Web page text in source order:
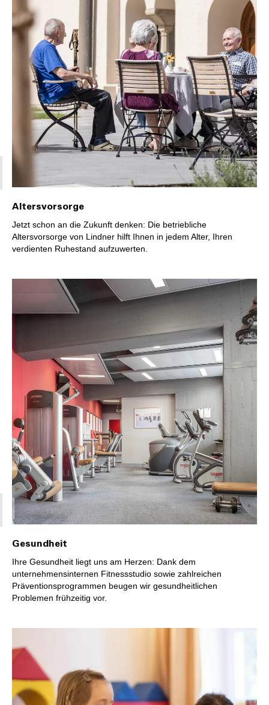
Altersvorsorge
Jetzt schon an die Zukunft denken: Die betriebliche
Altersvorsorge von Lindner hilft Ihnen in jedem Alter, Ihren
verdienten Ruhestand aufzuwerten.
Gesundheit
Ihre Gesundheit liegt uns am Herzen: Dank dem
unternehmensinternen Fitnessstudio sowie zahlreichen
Präventionsprogrammen beugen wir gesundheitlichen
Problemen frühzeitig vor.